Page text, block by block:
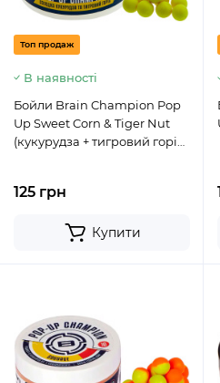
Топ продаж
В наявності
Бойли Brain Champion Pop
Up Sweet Corn & Tiger Nut
(кукурудза + тигровий горіх)
125 грн
Купити